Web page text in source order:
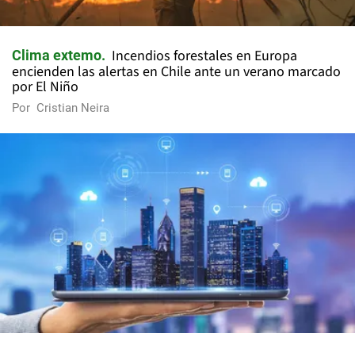
Clima extemo
Incendios forestales en Europa
encienden las alertas en Chile ante un verano marcado
por El Niño
Por Cristian Neira